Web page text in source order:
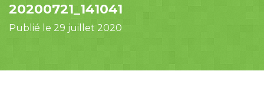
20200721_141041
Publié le 29 juillet 2020